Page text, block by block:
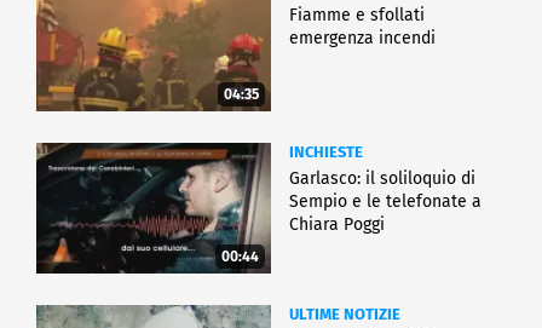
04:35
Fiamme e sfollati
emergenza incendi
00:44
INCHIESTE
Garlasco: il soliloquio di
Sempio e le telefonate a
Chiara Poggi
ULTIME NOTIZIE